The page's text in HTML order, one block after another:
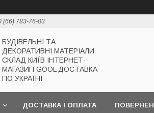
(66) 783-76-03
БУДІВЕЛЬНІ ТА
ДЕКОРАТИВНІ МАТЕРІАЛИ
СКЛАД КИЇВ ІНТЕРНЕТ-
МАГАЗИН GOOL ДОСТАВКА
ПО УКРАЇНІ
ДОСТАВКА І ОПЛАТА